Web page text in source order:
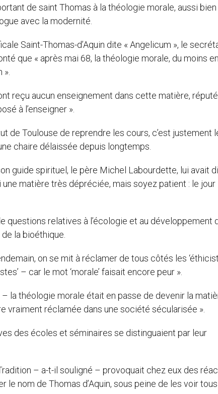
de saint Thomas à la théologie morale, aussi bien
avec la modernité.
Saint-Thomas-d’Aquin dite « Angelicum », le
que « après mai 68, la théologie morale, du moins en
reçu aucun enseignement dans cette matière,
à l’enseigner ».
de Toulouse de reprendre les cours, c’est justement
chaire délaissée depuis longtemps.
guide spirituel, le père Michel Labourdette, lui avait
une matière très dépréciée, mais soyez patient : le jour
questions relatives à l’écologie et au développement
la bioéthique.
on se mit à réclamer de tous côtés les
– car le mot ‘morale’ faisait encore peur ».
la théologie morale était en passe de devenir la
vraiment réclamée dans une société sécularisée ».
des écoles et séminaires se distinguaient par leur
– a-t-il souligné – provoquait chez eux des
nom de Thomas d’Aquin, sous peine de les voir